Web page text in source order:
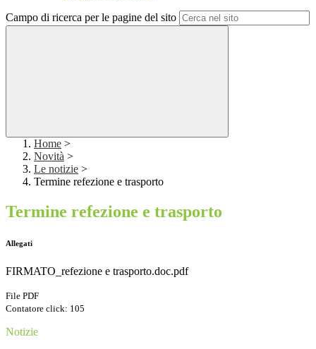
Campo di ricerca per le pagine del sito
Home >
Novità >
Le notizie >
Termine refezione e trasporto
Termine refezione e trasporto
Allegati
FIRMATO_refezione e trasporto.doc.pdf
File PDF
Contatore click: 105
Notizie